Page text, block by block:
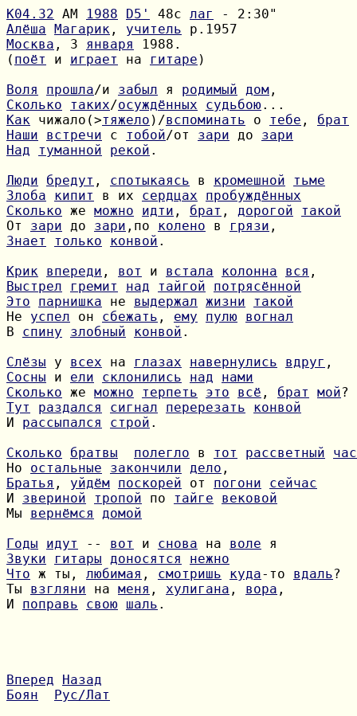
К04.32 АМ 1988 D5' 48с лаг
Алёша Магарик , учитель
Москва , 3 января
( поёт и играет на гитаре )
Воля
прошла/и забыл я родимый дом
Сколько
таких/осуждённых судьбою
Как чижало(>тяжело )/вспоминать о тебе , брат
Наши
встречи с тобой/от зари до зари
Над
туманной рекой .
Люди
бредут , спотыкаясь в кромешной
тьме
Злоба
кипит в их сердцах
пробуждённых
Сколько же можно идти , брат , дорогой
такой
От зари до зари ,по колено в грязи
Знает
только конвой .
Крик впереди , вот и встала колонна вся
Выстрел
гремит над тайгой
потрясённой
Это
парнишка не выдержал жизни
такой
Не успел он сбежать , ему пулю вогнал
В спину злобный конвой .
Слёзы у всех на глазах навернулись вдруг
Сосны и ели склонились над
нами
Сколько же можно терпеть это всё , брат мой
Тут
раздался сигнал перерезать
конвой
И рассыпался строй .
Сколько
братвы полегло в тот рассветный
час
Но остальные закончили дело
Братья , уйдём поскорей от погони
сейчас
И звериной тропой по тайге
вековой
Мы вернёмся
домой
Годы
идут -- вот и снова на воле
Звуки
гитары доносятся
нежно
Что ж ты, любимая , смотришь куда-то вдаль
Ты взгляни на меня , хулигана , вора
И поправь свою шаль .
Вперед
Назад
Боян
Рус/Лат